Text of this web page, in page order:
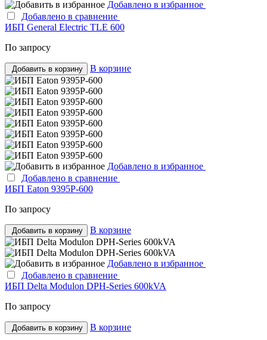
Добавлено в избранное
Добавлено в сравнение
ИБП General Electric TLE 600
По запросу
Добавить в корзину В корзине
Добавлено в избранное
Добавлено в сравнение
ИБП Eaton 9395P-600
По запросу
Добавить в корзину В корзине
Добавлено в избранное
Добавлено в сравнение
ИБП Delta Modulon DPH-Series 600kVA
По запросу
Добавить в корзину В корзине